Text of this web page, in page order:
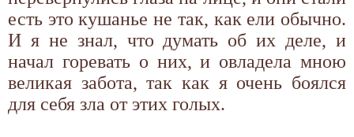
есть это кушанье не так, как ели обычно.
И я не знал, что думать об их деле, и
начал горевать о них, и овладела мною
великая забота, так как я очень боялся
для себя зла от этих голых.